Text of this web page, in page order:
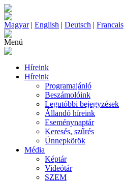
Magyar| English | Deutsch | Francais
Menü
Híreink
Híreink
Programajánló
Beszámolóink
Legutóbbi bejegyzések
Állandó híreink
Eseménynaptár
Keresés, szűrés
Ünnepkörök
Média
Képtár
Videótár
SZEM